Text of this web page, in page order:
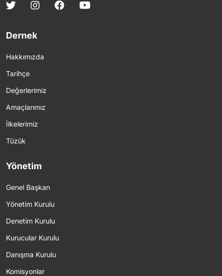
Dernek
Hakkımızda
Tarihçe
Değerlerimiz
Amaçlarımız
İlkelerimiz
Tüzük
Yönetim
Genel Başkan
Yönetim Kurulu
Denetim Kurulu
Kurucular Kurulu
Danışma Kurulu
Komisyonlar